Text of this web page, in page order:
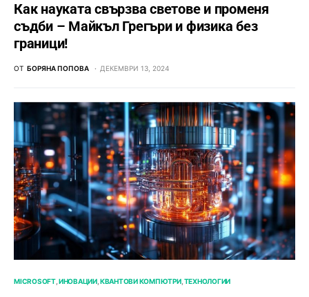
Как науката свързва светове и променя
съдби – Майкъл Грегъри и физика без
граници!
ОТ БОРЯНА ПОПОВА ДЕКЕМВРИ 13, 2024
MICROSOFT ИНОВАЦИИ КВАНТОВИ КОМПЮТРИ ТЕХНОЛОГИИ